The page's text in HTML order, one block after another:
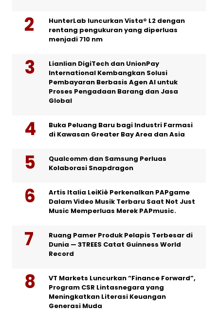
HunterLab luncurkan Vista® L2 dengan
rentang pengukuran yang diperluas
menjadi 710 nm
Lianlian DigiTech dan UnionPay
International Kembangkan Solusi
Pembayaran Berbasis Agen AI untuk
Proses Pengadaan Barang dan Jasa
Global
Buka Peluang Baru bagi Industri Farmasi
di Kawasan Greater Bay Area dan Asia
Qualcomm dan Samsung Perluas
Kolaborasi Snapdragon
Artis Italia LeiKiè Perkenalkan PAPgame
Dalam Video Musik Terbaru Saat Not Just
Music Memperluas Merek PAPmusic.
Ruang Pamer Produk Pelapis Terbesar di
Dunia — 3TREES Catat Guinness World
Record
VT Markets Luncurkan “Finance Forward”,
Program CSR Lintasnegara yang
Meningkatkan Literasi Keuangan
Generasi Muda